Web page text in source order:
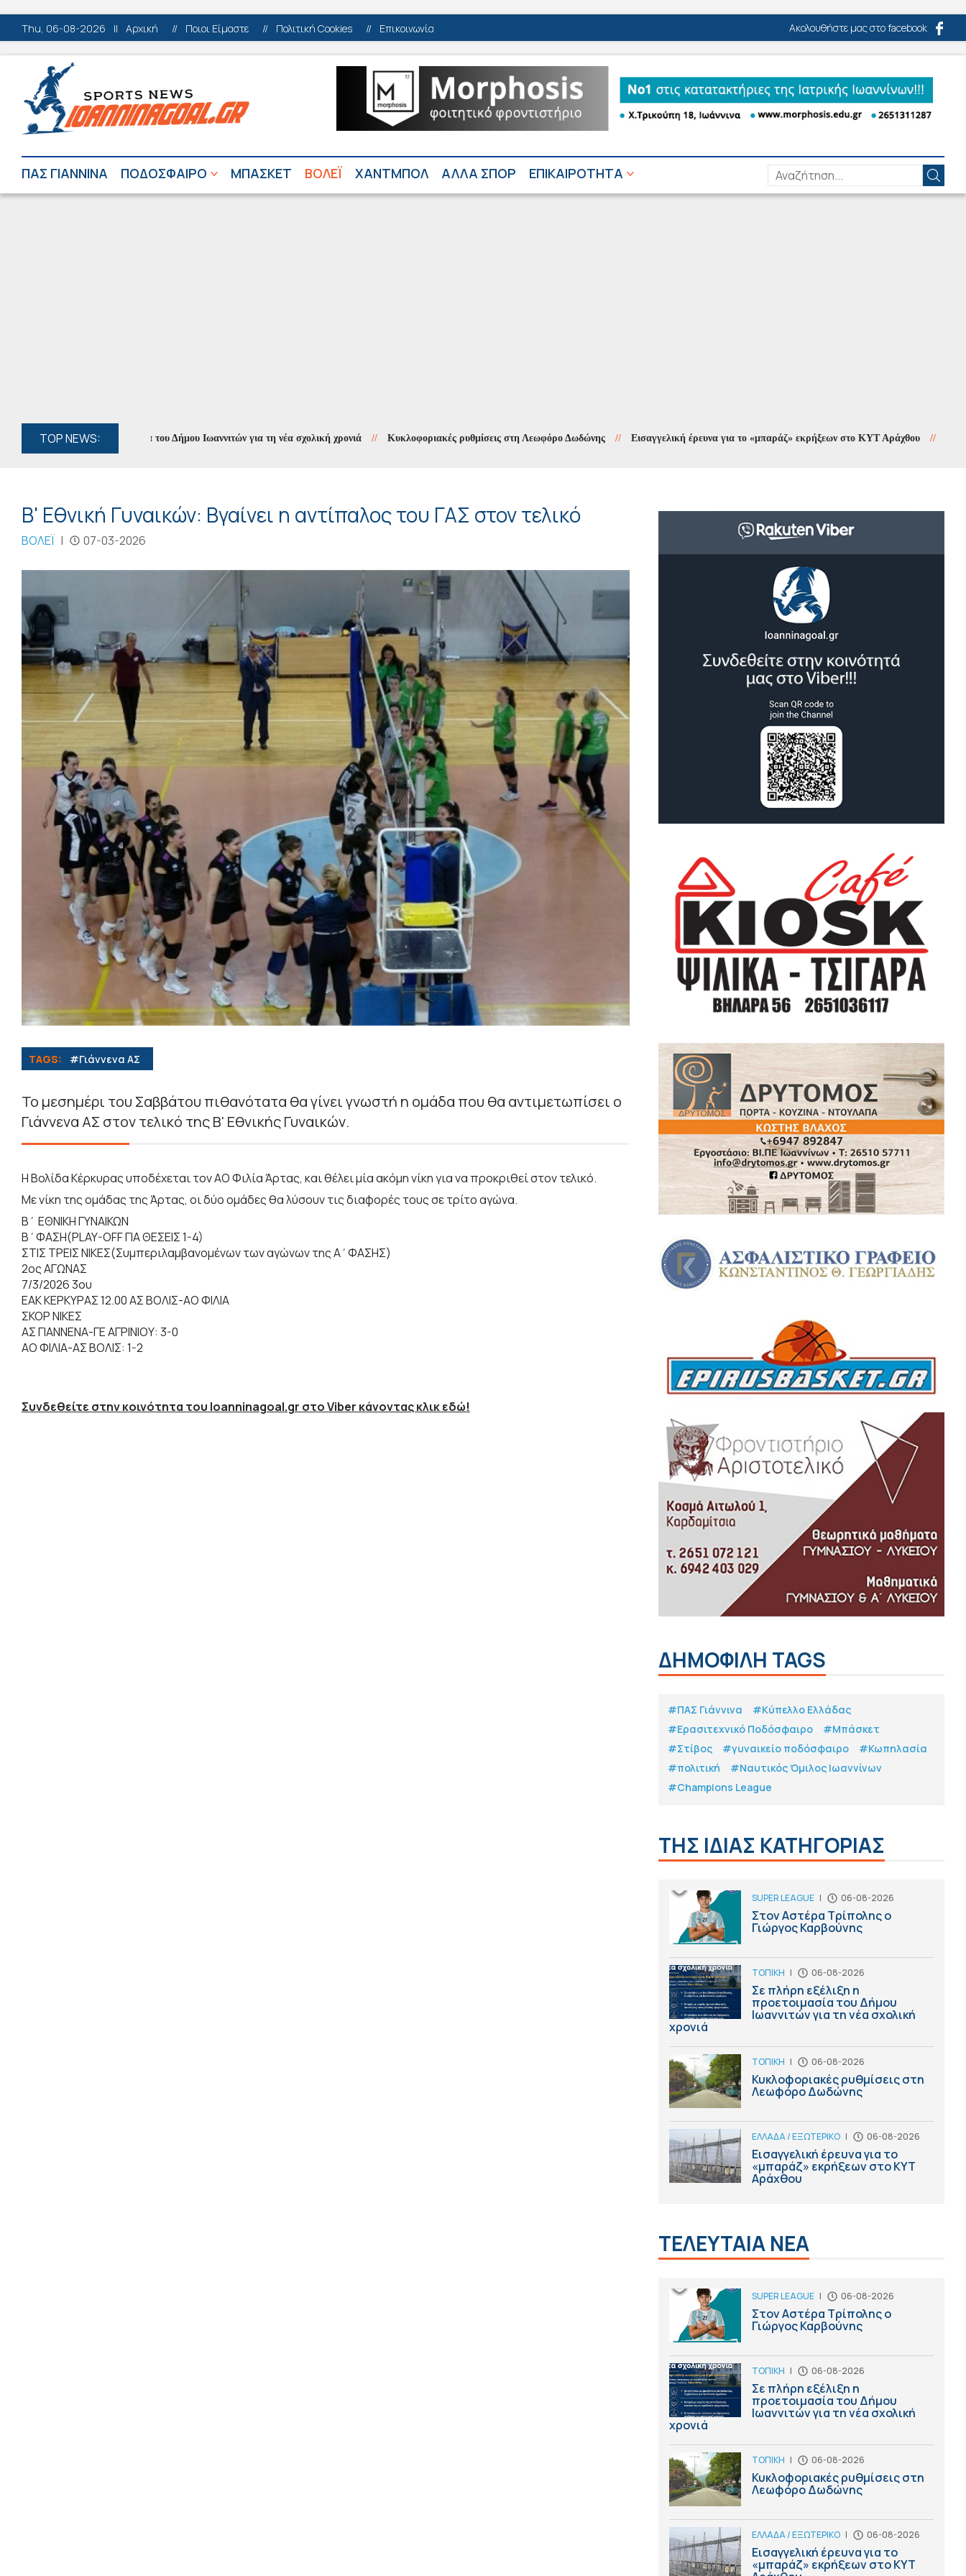
Thu, 06-08-2026 || Αρχική // Ποιοι Είμαστε // Πολιτική Cookies // Επικοινωνία Ακολουθήστε μας στο facebook
ΠΑΣ ΓΙΑΝΝΙΝΑ ΠΟΔΟΣΦΑΙΡΟ ΜΠΑΣΚΕΤ ΒΟΛΕΪ ΧΑΝΤΜΠΟΛ ΑΛΛΑ ΣΠΟΡ ΕΠΙΚΑΙΡΟΤΗΤΑ
TOP NEWS:
εξέλιξη η προετοιμασία του Δήμου Ιωαννιτών για τη νέα σχολική χρονιά // Κυκλοφοριακές ρυθμίσεις στη Λεωφόρο Δωδώνης // Εισαγγελική έρευνα για το «μπαράζ» εκρήξεων στο ΚΥΤ Αράχθου // Πλύσιμο
Β' Εθνική Γυναικών: Βγαίνει η αντίπαλος του ΓΑΣ στον τελικό
ΒΟΛΕΪ | 07-03-2026
TAGS: #Γιάννενα ΑΣ
Το μεσημέρι του Σαββάτου πιθανότατα θα γίνει γνωστή η ομάδα που θα αντιμετωπίσει ο
Γιάννενα ΑΣ στον τελικό της Β' Εθνικής Γυναικών.
Η Βολίδα Κέρκυρας υποδέχεται τον ΑΟ Φιλία Άρτας, και θέλει μία ακόμη νίκη για να προκριθεί στον τελικό.
Με νίκη της ομάδας της Άρτας, οι δύο ομάδες θα λύσουν τις διαφορές τους σε τρίτο αγώνα.
Β΄ ΕΘΝΙΚΗ ΓΥΝΑΙΚΩΝ
Β΄ΦΑΣΗ(PLAY-OFF ΓΙΑ ΘΕΣΕΙΣ 1-4)
ΣΤΙΣ ΤΡΕΙΣ ΝΙΚΕΣ(Συμπεριλαμβανομένων των αγώνων της Α΄ΦΑΣΗΣ)
2ος ΑΓΩΝΑΣ
7/3/2026 3ου
ΕΑΚ ΚΕΡΚΥΡΑΣ 12.00 ΑΣ ΒΟΛΙΣ-ΑΟ ΦΙΛΙΑ
ΣΚΟΡ ΝΙΚΕΣ
ΑΣ ΓΙΑΝΝΕΝΑ-ΓΕ ΑΓΡΙΝΙΟΥ: 3-0
ΑΟ ΦΙΛΙΑ-ΑΣ ΒΟΛΙΣ: 1-2
Συνδεθείτε στην κοινότητα του Ioanninagoal.gr στο Viber κάνοντας κλικ εδώ!
ΔΗΜΟΦΙΛΗ TAGS
#ΠΑΣ Γιάννινα
#Κύπελλο Ελλάδας
#Eρασιτεχνικό Ποδόσφαιρο
#Μπάσκετ
#Στίβος
#γυναικείο ποδόσφαιρο
#Κωπηλασία
#πολιτική
#Ναυτικός Όμιλος Ιωαννίνων
#Champions League
ΤΗΣ ΙΔΙΑΣ ΚΑΤΗΓΟΡΙΑΣ
SUPER LEAGUE | 06-08-2026
Στον Αστέρα Τρίπολης ο
Γιώργος Καρβούνης
ΤΟΠΙΚΗ | 06-08-2026
Σε πλήρη εξέλιξη η
προετοιμασία του Δήμου
Ιωαννιτών για τη νέα σχολική
χρονιά
ΤΟΠΙΚΗ | 06-08-2026
Κυκλοφοριακές ρυθμίσεις στη
Λεωφόρο Δωδώνης
ΕΛΛΑΔΑ / ΕΞΩΤΕΡΙΚΟ | 06-08-2026
Εισαγγελική έρευνα για το
«μπαράζ» εκρήξεων στο ΚΥΤ
Αράχθου
ΤΕΛΕΥΤΑΙΑ ΝΕΑ
SUPER LEAGUE | 06-08-2026
Στον Αστέρα Τρίπολης ο
Γιώργος Καρβούνης
ΤΟΠΙΚΗ | 06-08-2026
Σε πλήρη εξέλιξη η
προετοιμασία του Δήμου
Ιωαννιτών για τη νέα σχολική
χρονιά
ΤΟΠΙΚΗ | 06-08-2026
Κυκλοφοριακές ρυθμίσεις στη
Λεωφόρο Δωδώνης
ΕΛΛΑΔΑ / ΕΞΩΤΕΡΙΚΟ | 06-08-2026
Εισαγγελική έρευνα για το
«μπαράζ» εκρήξεων στο ΚΥΤ